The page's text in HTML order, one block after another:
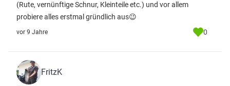
(Rute, vernünftige Schnur, Kleinteile etc.) und vor allem
probiere alles erstmal gründlich aus😉
vor 9 Jahre 0
FritzK